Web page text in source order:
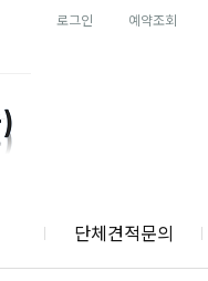
로그인 예약조회
단체견적문의